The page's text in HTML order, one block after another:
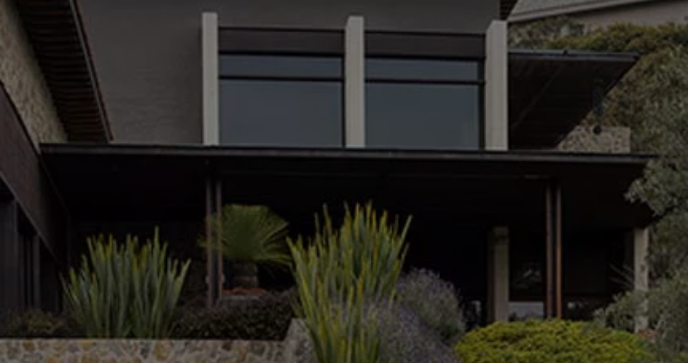
Cobertura de protección adicional Plus
Seguro Automotriz
Volkswagen entre dos
Financiamiento de Usados Certificados
Programa de lealtad FS Xclusive
Encuentra tu Usado Certificado
Servicios y refacciones Volkswagen
Servicios Postventa
Precios de mantenimiento
ProService
Llamado a revisión
Refacciones y llantas
Refacciones Originales
Acerca de tu auto
Protección Volkswagen
Servicios de mantenimiento incluídos
Guía de indicadores
Llamado a revisión
Respaldo Volkswagen
Cobertura de robo de autopartes
Plan de asistencia técnica
Programa de lealtad FS Xclusive
Experiencia VW
Blog
Innovación
Historia y Cultura